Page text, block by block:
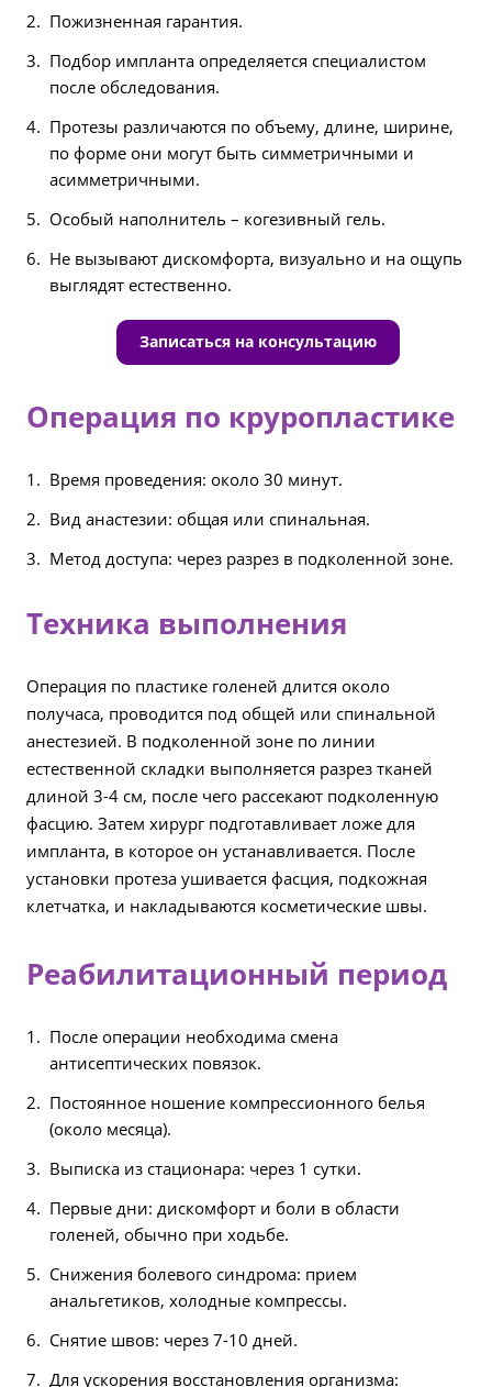
Пожизненная гарантия.
Подбор импланта определяется специалистом
после обследования.
Протезы различаются по объему, длине, ширине,
по форме они могут быть симметричными и
асимметричными.
Особый наполнитель – когезивный гель.
Не вызывают дискомфорта, визуально и на ощупь
выглядят естественно.
Записаться на консультацию
Операция по круропластике
Время проведения: около 30 минут.
Вид анастезии: общая или спинальная.
Метод доступа: через разрез в подколенной зоне.
Техника выполнения
Операция по пластике голеней длится около
получаса, проводится под общей или спинальной
анестезией. В подколенной зоне по линии
естественной складки выполняется разрез тканей
длиной 3-4 см, после чего рассекают подколенную
фасцию. Затем хирург подготавливает ложе для
импланта, в которое он устанавливается. После
установки протеза ушивается фасция, подкожная
клетчатка, и накладываются косметические швы.
Реабилитационный период
После операции необходима смена
антисептических повязок.
Постоянное ношение компрессионного белья
(около месяца).
Выписка из стационара: через 1 сутки.
Первые дни: дискомфорт и боли в области
голеней, обычно при ходьбе.
Снижения болевого синдрома: прием
анальгетиков, холодные компрессы.
Снятие швов: через 7-10 дней.
Для ускорения восстановления организма: